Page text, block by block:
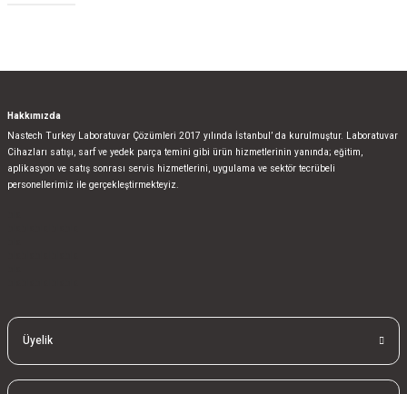
Hakkımızda
Nastech Turkey Laboratuvar Çözümleri 2017 yılında İstanbul’ da kurulmuştur. Laboratuvar
Cihazları satışı, sarf ve yedek parça temini gibi ürün hizmetlerinin yanında; eğitim,
aplikasyon ve satış sonrası servis hizmetlerini, uygulama ve sektör tecrübeli
personellerimiz ile gerçekleştirmekteyiz.
Üyelik